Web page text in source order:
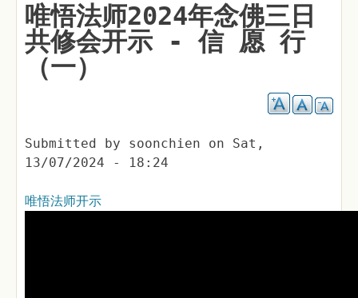
唯悟法师2024年念佛三日
共修会开示 - 信 愿 行
（一）
Submitted by soonchien on Sat,
13/07/2024 - 18:24
唯悟法师开示